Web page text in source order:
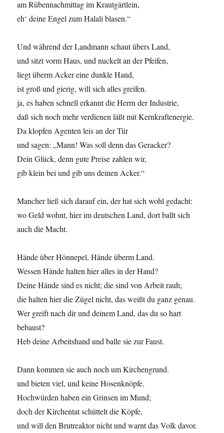
am Rübennachmittag im Krautgärtlein,
eh‘ deine Engel zum Halali blasen.“
Und während der Landmann schaut übers Land,
und sitzt vorm Haus, und nuckelt an der Pfeifen,
liegt überm Acker eine dunkle Hand,
ist groß und gierig, will sich alles greifen.
ja, es haben schnell erkannt die Herrn der Industrie,
daß sich noch mehr verdienen läßt mit Kernkraftenergie.
Da klopfen Agenten leis an der Tür
und sagen: „Mann! Was soll denn das Geracker?
Dein Glück, denn gute Preise zahlen wir,
gib klein bei und gib uns deinen Acker.“
Mancher ließ sich darauf ein, der hat sich wohl gedacht:
wo Geld wohnt, hier im deutschen Land, dort ballt sich
auch die Macht.
Hände über Hönnepel, Hände überm Land.
Wessen Hände halten hier alles in der Hand?
Deine Hände sind es nicht; die sind von Arbeit rauh;
die halten hier die Zügel nicht, das weißt du ganz genau.
Wer greift nach dir und deinem Land, das du so hart
bebaust?
Heb deine Arbeitshand und balle sie zur Faust.
Dann kommen sie auch noch um Kirchengrund.
und bieten viel, und keine Hosenknöpfe.
Hochwürden haben ein Grinsen im Mund;
doch der Kirchentat schüttelt die Köpfe,
und will den Brutreaktor nicht und warnt das Volk davor.